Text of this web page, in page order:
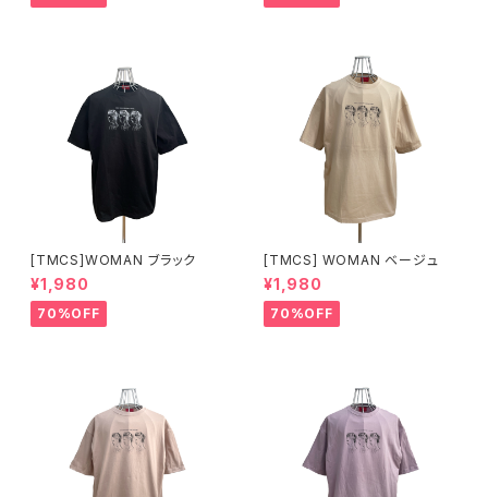
[TMCS]WOMAN ブラック
¥1,980
70%OFF
[TMCS] WOMAN ベージュ
¥1,980
70%OFF